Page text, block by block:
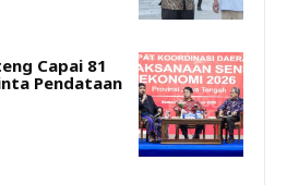
Capai 81
Pendataan